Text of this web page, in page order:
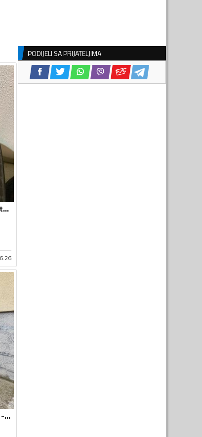
Toyo - 215-50-R18 - Ljetnja guma
Toyo - Open Country AT - Univerzalna guma
PODIJELI SA PRIJATELJIMA